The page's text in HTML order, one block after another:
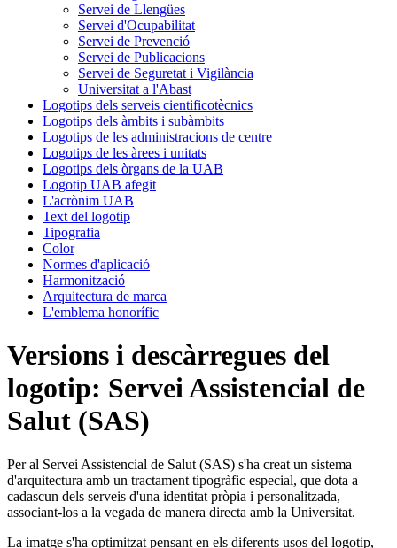
Servei de Llengües
Servei d'Ocupabilitat
Servei de Prevenció
Servei de Publicacions
Servei de Seguretat i Vigilància
Universitat a l'Abast
Logotips dels serveis cientificotècnics
Logotips dels àmbits i subàmbits
Logotips de les administracions de centre
Logotips de les àrees i unitats
Logotips dels òrgans de la UAB
Logotip UAB afegit
L'acrònim UAB
Text del logotip
Tipografia
Color
Normes d'aplicació
Harmonització
Arquitectura de marca
L'emblema honorífic
Versions i descàrregues del
logotip: Servei Assistencial de
Salut (SAS)
Per al Servei Assistencial de Salut (SAS) s'ha creat un sistema
d'arquitectura amb un tractament tipogràfic especial, que dota a
cadascun dels serveis d'una identitat pròpia i personalitzada,
associant-los a la vegada de manera directa amb la Universitat.
La imatge s'ha optimitzat pensant en els diferents usos del logotip,